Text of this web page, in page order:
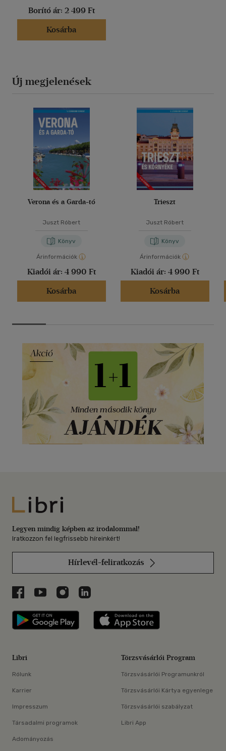
Borító ár: 2 499 Ft
Kosárba
Új megjelenések
Verona és a Garda-tó
Juszt Róbert
Könyv
Árinformációk
Kiadói ár: 4 990 Ft
Kosárba
Trieszt
Juszt Róbert
Könyv
Árinformációk
Kiadói ár: 4 990 Ft
Kosárba
Libri
Legyen mindig képben az irodalommal!
Iratkozzon fel legfrissebb híreinkért!
Hírlevél-feliratkozás
Libri a Facebookon
Libri a Youtube-on
Libri az Instagramon
Libri a LinkedInen
Libri applikáció Szerezd meg: Google
Libri
Rólunk
Karrier
Impresszum
Társadalmi programok
Adományozás
Törzsvásárlói Program
Törzsvásárlói Programunkról
Törzsvásárlói Kártya egyenlege
Törzsvásárlói szabályzat
Libri App